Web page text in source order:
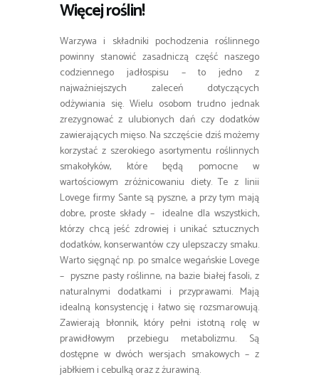
Więcej roślin!
Warzywa i składniki pochodzenia roślinnego
powinny stanowić zasadniczą część naszego
codziennego jadłospisu – to jedno z
najważniejszych zaleceń dotyczących
odżywiania się. Wielu osobom trudno jednak
zrezygnować z ulubionych dań czy dodatków
zawierających mięso. Na szczęście dziś możemy
korzystać z szerokiego asortymentu roślinnych
smakołyków, które będą pomocne w
wartościowym zróżnicowaniu diety. Te z linii
Lovege firmy Sante są pyszne, a przy tym mają
dobre, proste składy – idealne dla wszystkich,
którzy chcą jeść zdrowiej i unikać sztucznych
dodatków, konserwantów czy ulepszaczy smaku.
Warto sięgnąć np. po smalce wegańskie Lovege
– pyszne pasty roślinne, na bazie białej fasoli, z
naturalnymi dodatkami i przyprawami. Mają
idealną konsystencję i łatwo się rozsmarowują.
Zawierają błonnik, który pełni istotną rolę w
prawidłowym przebiegu metabolizmu. Są
dostępne w dwóch wersjach smakowych – z
jabłkiem i cebulką oraz z żurawiną.